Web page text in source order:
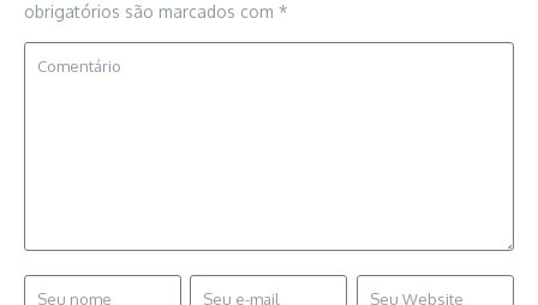
obrigatórios são marcados com *